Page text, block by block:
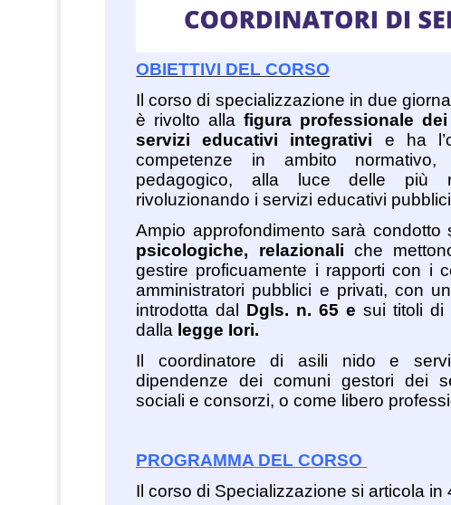
OBIETTIVI DEL CORSO
Il corso di specializzazione in due
è rivolto allafigura professionale
servizi educativi integrativi e ha
competenze in ambito
pedagogico, alla luce delle più
rivoluzionando i servizi educativi
Ampio approfondimento sarà condotto
psicologiche, relazionali che
gestire proficuamente i rapporti con i
amministratori pubblici e privati, con
introdotta dal Dgls. n. 65 e sui titoli di
dalla legge Iori.
Il coordinatore di asili nido e
dipendenze dei comuni gestori dei
sociali e consorzi, o come libero
PROGRAMMA DEL CORSO
Il corso di Specializzazione si articola in